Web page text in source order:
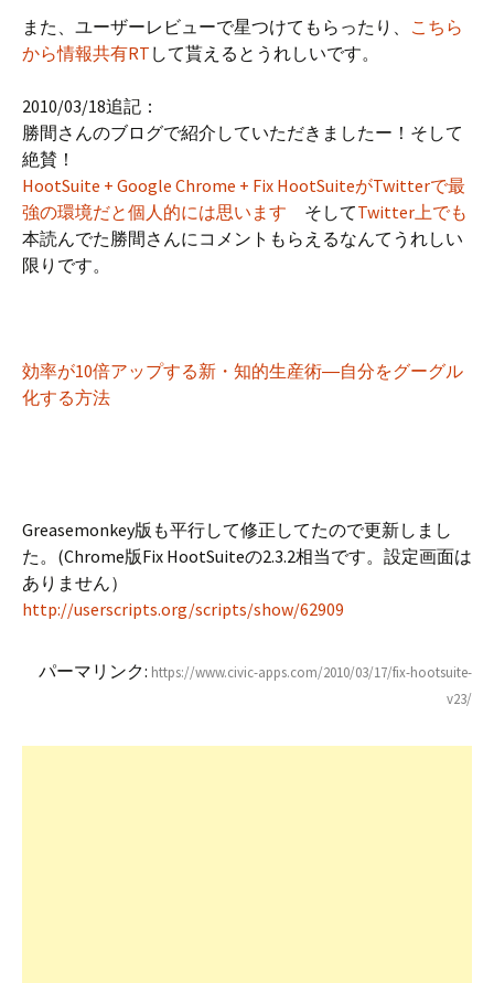
また、ユーザーレビューで星つけてもらったり、 こちら
から情報共有RT して貰えるとうれしいです。
2010/03/18追記：
勝間さんのブログで紹介していただきましたー！そして
絶賛！
HootSuite + Google Chrome + Fix HootSuiteがTwitterで最
強の環境だと個人的には思います そしてTwitter上でも
本読んでた勝間さんにコメントもらえるなんてうれしい
限りです。
効率が10倍アップする新・知的生産術―自分をグーグル
化する方法
Greasemonkey版も平行して修正してたので更新しまし
た。(Chrome版Fix HootSuiteの2.3.2相当です。設定画面は
ありません）
http://userscripts.org/scripts/show/62909
パーマリンク: https://www.civic-apps.com/2010/03/17/fix-hootsuite-
v23/